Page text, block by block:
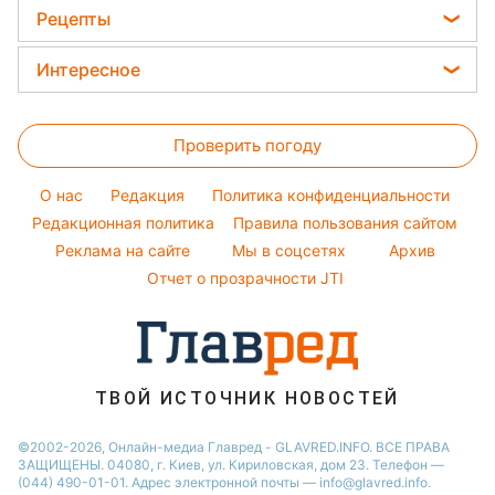
Новости Ровно
Новости Запорожья
Новости Львова
Новости Днепра
Новости Тернополя
Новости Житомира
Новости Одессы
Новости Харькова
Прогноз погоды
Магнитные бури
София Ротару
Ольга Сумская
Филипп Киркоров
Кейт Миддлтон
Алла Пугачева
Максим Галкин
Виталий Козловский
Рецепты
Закуски
Салаты
Простые блюда
Легкие десерты
Напитки
Праздничное меню
Интересное
Тесты по картинке
Оптические иллюзии
Народные приметы
Все о шоу-бизнесе
Проверить погоду
O нас Редакция
Политика конфиденциальности
Редакционная политика
Правила пользования сайтом
Реклама на сайте
Мы в соцсетях
Архив
Отчет о прозрачности JTI
ТВОЙ ИСТОЧНИК НОВОСТЕЙ
©2002-2026, Онлайн-медиа Главред - GLAVRED.INFO. ВСЕ ПРАВА
ЗАЩИЩЕНЫ. 04080, г. Киев, ул. Кириловская, дом 23. Телефон —
(044) 490-01-01. Адрес электронной почты — info@glavred.info.